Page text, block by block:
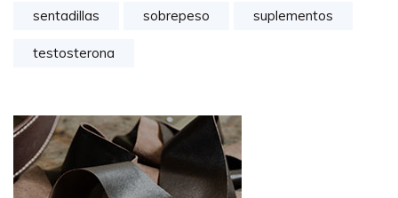
sentadillas sobrepeso suplementos
testosterona